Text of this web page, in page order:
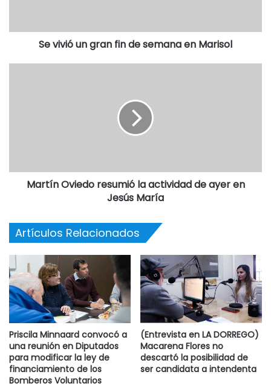
otro donde se pide una baja.
posponer (la asamblea de mayores contribuyentes) y
convocar en 24 horas a una sesión en la que se tratara el
proyecto de responsabilidad fiscal”, dijo.
Cambiemos volvieron al recinto y junto con sus mayores
contribuyentes refrendaron el aumento del 25 % en las
Se vivió un gran fin de semana en Marisol
Martín Oviedo resumió la actividad de ayer en
Jesús María
Artículos Relacionados
Priscila Minnaard convocó a
una reunión en Diputados
para modificar la ley de
financiamiento de los
Bomberos Voluntarios
(Entrevista en LA DORREGO)
Macarena Flores no
descartó la posibilidad de
ser candidata a intendenta